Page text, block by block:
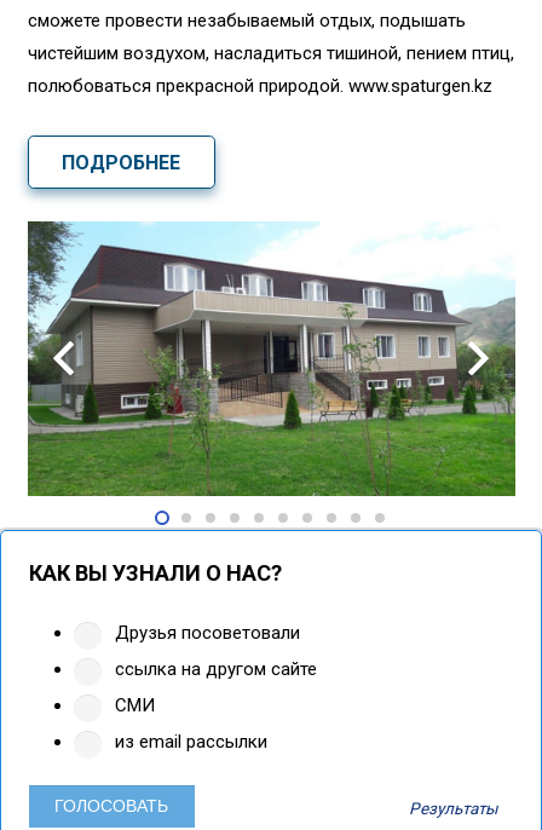
сможете провести незабываемый отдых, подышать
чистейшим воздухом, насладиться тишиной, пением птиц,
полюбоваться прекрасной природой. www.spaturgen.kz
ПОДРОБНЕЕ
КАК ВЫ УЗНАЛИ О НАС?
Друзья посоветовали
ссылка на другом сайте
СМИ
из email рассылки
Результаты